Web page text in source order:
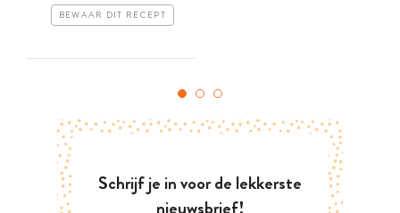
BEWAAR DIT RECEPT
Schrijf je in voor de lekkerste